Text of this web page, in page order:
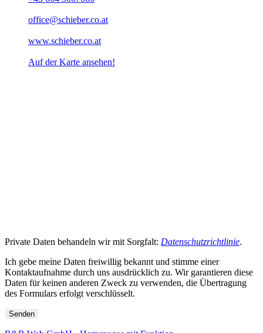
office@schieber.co.at
www.schieber.co.at
Auf der Karte ansehen!
Private Daten behandeln wir mit Sorgfalt: Datenschutzrichtlinie.
Ich gebe meine Daten freiwillig bekannt und stimme einer
Kontaktaufnahme durch uns ausdrücklich zu. Wir garantieren diese
Daten für keinen anderen Zweck zu verwenden, die Übertragung
des Formulars erfolgt verschlüsselt.